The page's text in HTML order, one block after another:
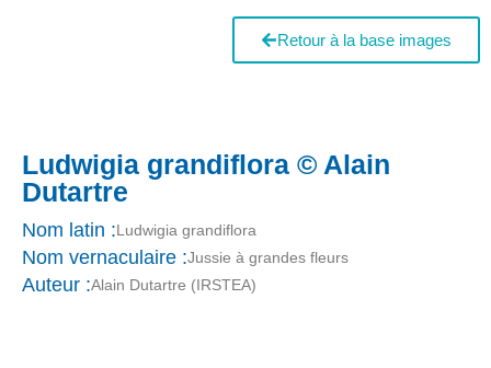
Retour à la base images
Ludwigia grandiflora © Alain
Dutartre
Nom latin :Ludwigia grandiflora
Nom vernaculaire :Jussie à grandes fleurs
Auteur :Alain Dutartre (IRSTEA)